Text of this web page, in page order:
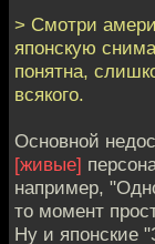
> Смотри
японскую
понятна,
всякого.
Основной
[живые]
например,
то момент
Ну и японские